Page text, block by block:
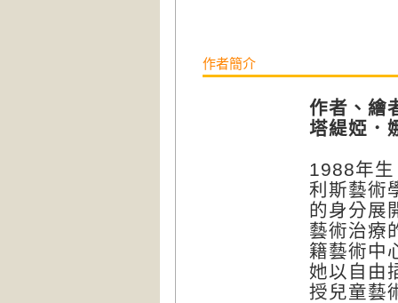
作者簡介
作者、繪
塔緹婭．
1988年
利斯藝術
的身分展
藝術治療
籍藝術中
她以自由
授兒童藝